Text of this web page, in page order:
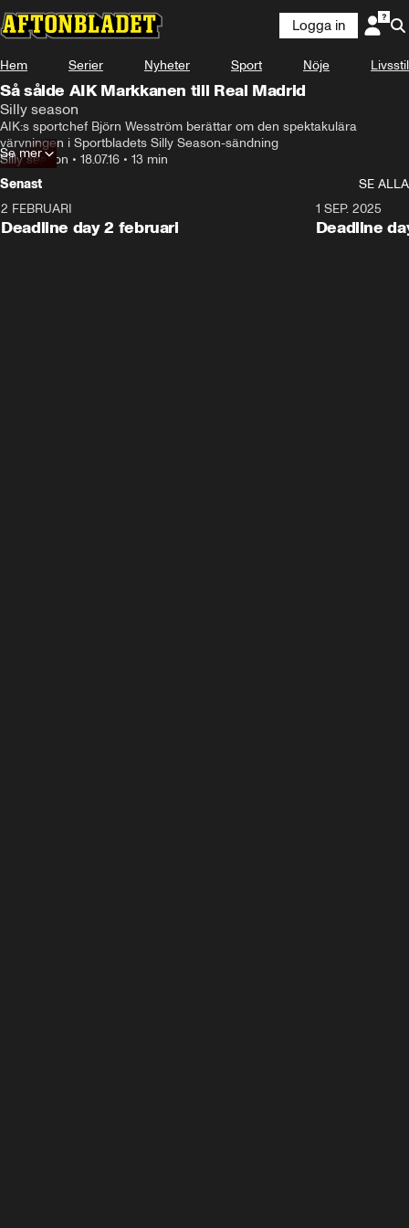
Logga in
Hem Serier Nyheter Sport Nöje Livsstil
Så sålde AIK Markkanen till Real Madrid
Silly season
AIK:s sportchef Björn Wesström berättar om den spektakulära
värvningen i Sportbladets Silly Season-sändning
Silly season • 18.07.16 • 13 min
Se mer
Senast
SE ALLA
2 FEBRUARI
Deadline day 2 februari
1 SEP. 2025
Deadline